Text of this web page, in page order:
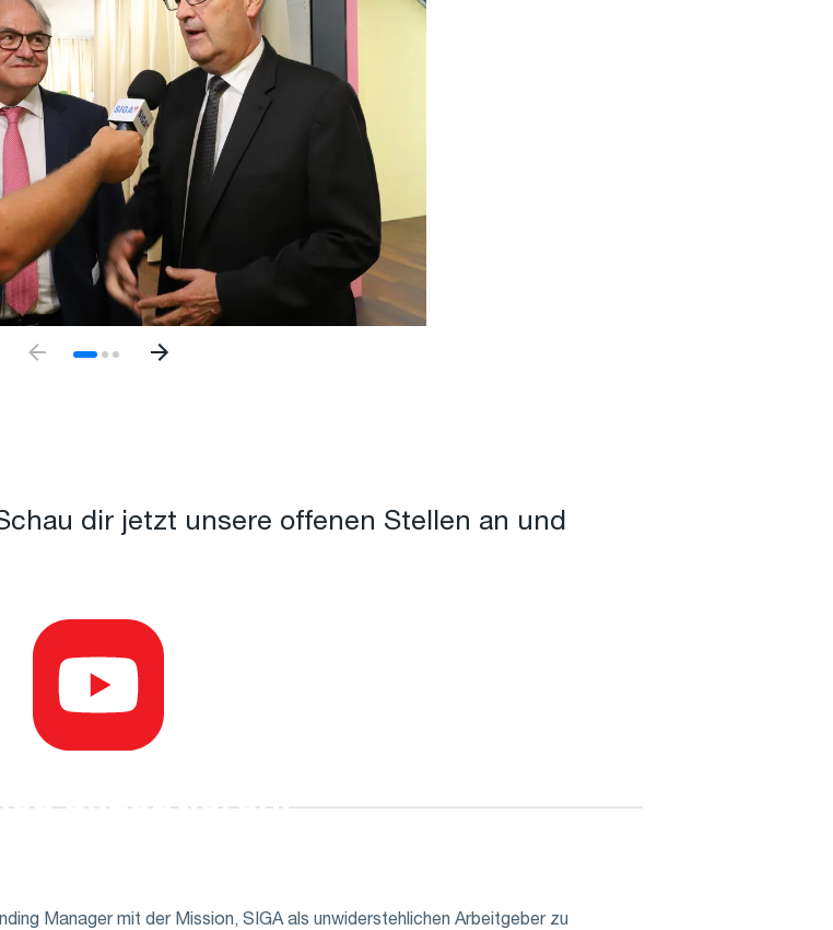
dir jetzt unsere offenen Stellen an und
akzeptieren,
Manager mit der Mission, SIGA als unwiderstehlichen Arbeitgeber zu